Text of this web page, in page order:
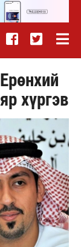
хүргэв